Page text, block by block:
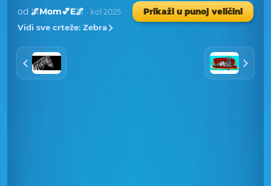
od 🌌Mom💕E🌌 · kol 2025
Prikaži u punoj veličini
Vidi sve crteže: Zebra